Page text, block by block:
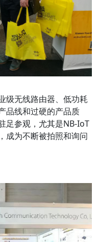
无线路由器、低功耗
品线和过硬的产品质
足参观，尤其是NB-IoT
成为不断被拍照和询问